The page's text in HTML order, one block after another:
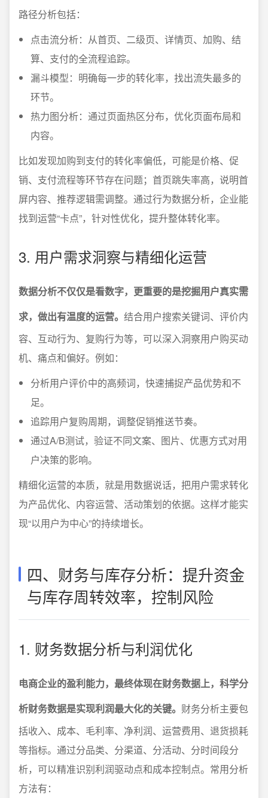
路径分析包括：
点击流分析：从首页、二级页、详情页、加购、结
算、支付的全流程追踪。
漏斗模型：明确每一步的转化率，找出流失最多的
环节。
热力图分析：通过页面热区分布，优化页面布局和
内容。
比如发现加购到支付的转化率偏低，可能是价格、促
销、支付流程等环节存在问题；首页跳失率高，说明首
屏内容、推荐逻辑需调整。通过行为数据分析，企业能
找到运营“卡点”，针对性优化，提升整体转化率。
3. 用户需求洞察与精细化运营
数据分析不仅仅是看数字，更重要的是挖掘用户真实需
求，做出有温度的运营。 结合用户搜索关键词、评价内
容、互动行为、复购行为等，可以深入洞察用户购买动
机、痛点和偏好。例如：
分析用户评价中的高频词，快速捕捉产品优势和不
足。
追踪用户复购周期，调整促销推送节奏。
通过A/B测试，验证不同文案、图片、优惠方式对用
户决策的影响。
精细化运营的本质，就是用数据说话，把用户需求转化
为产品优化、内容运营、活动策划的依据。这样才能实
现“以用户为中心”的持续增长。
四、财务与库存分析：提升资金
与库存周转效率，控制风险
1. 财务数据分析与利润优化
电商企业的盈利能力，最终体现在财务数据上，科学分
析财务数据是实现利润最大化的关键。 财务分析主要包
括收入、成本、毛利率、净利润、运营费用、退货损耗
等指标。通过分品类、分渠道、分活动、分时间段分
析，可以精准识别利润驱动点和成本控制点。常用分析
方法有：